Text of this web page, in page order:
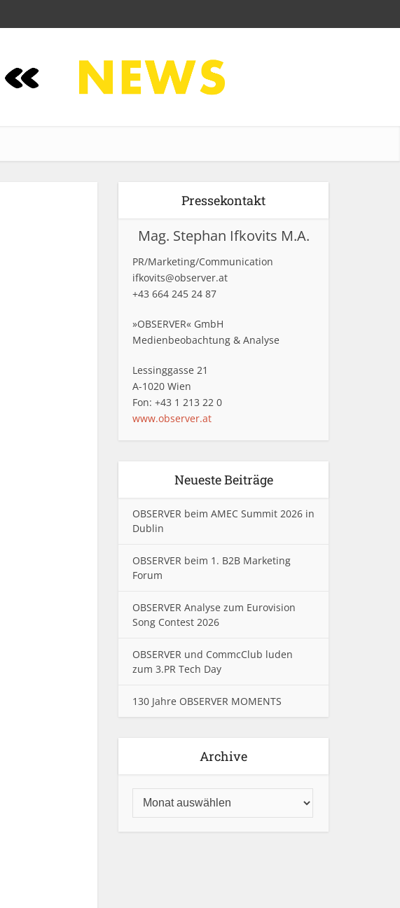
Pressekontakt
Mag. Stephan Ifkovits M.A.
PR/Marketing/Communication
ifkovits@observer.at
+43 664 245 24 87
»OBSERVER« GmbH
Medienbeobachtung & Analyse
Lessinggasse 21
A-1020 Wien
Fon: +43 1 213 22 0
www.observer.at
Neueste Beiträge
OBSERVER beim AMEC Summit 2026 in
Dublin
OBSERVER beim 1. B2B Marketing
Forum
OBSERVER Analyse zum Eurovision
Song Contest 2026
OBSERVER und CommcClub luden
zum 3.PR Tech Day
130 Jahre OBSERVER MOMENTS
Archive